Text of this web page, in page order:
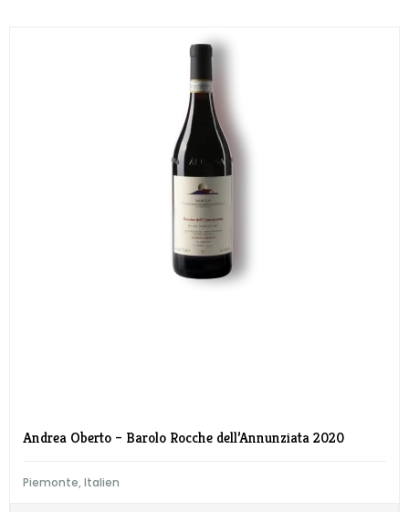
Andrea Oberto – Barolo Rocche dell’Annunziata 2020
Piemonte, Italien